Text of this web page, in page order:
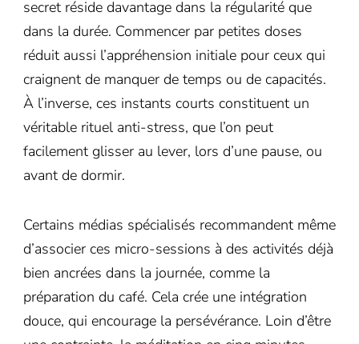
secret réside davantage dans la régularité que
dans la durée. Commencer par petites doses
réduit aussi l’appréhension initiale pour ceux qui
craignent de manquer de temps ou de capacités.
À l’inverse, ces instants courts constituent un
véritable rituel anti-stress, que l’on peut
facilement glisser au lever, lors d’une pause, ou
avant de dormir.
Certains médias spécialisés recommandent même
d’associer ces micro-sessions à des activités déjà
bien ancrées dans la journée, comme la
préparation du café. Cela crée une intégration
douce, qui encourage la persévérance. Loin d’être